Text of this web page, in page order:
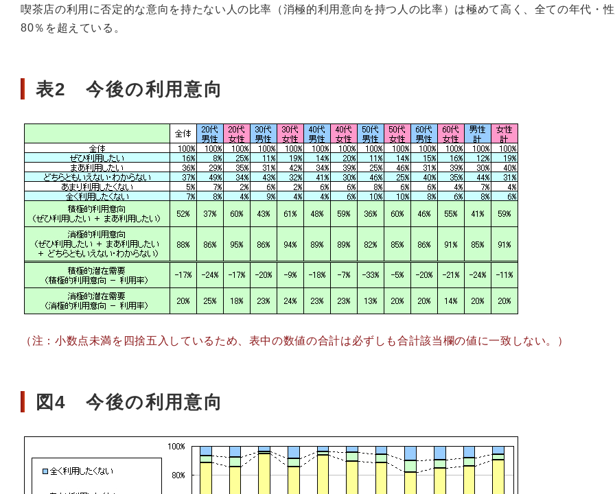
喫茶店の利用に否定的な意向を持たない人の比率（消極的利用意向を持つ人の比率）は極めて高く、全ての年代・
80％を超えている。
表2 今後の利用意向
（注：小数点未満を四捨五入しているため、表中の数値の合計は必ずしも合計該当欄の値に一致しない。）
図4 今後の利用意向